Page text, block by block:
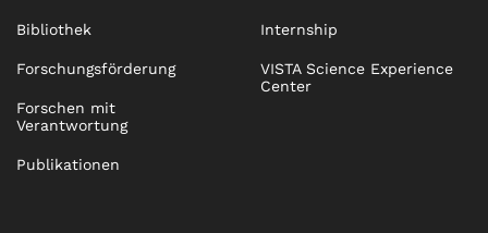
Bibliothek
Forschungsförderung
Forschen mit
Verantwortung
Publikationen
Internship
VISTA Science Experience
Center